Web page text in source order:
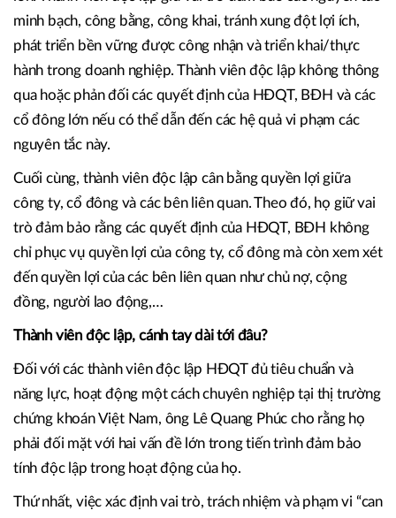
minh bạch, công bằng, công khai, tránh xung đột lợi ích,
phát triển bền vững được công nhận và triển khai/thực
hành trong doanh nghiệp. Thành viên độc lập không thông
qua hoặc phản đối các quyết định của HĐQT, BĐH và các
cổ đông lớn nếu có thể dẫn đến các hệ quả vi phạm các
nguyên tắc này.
Cuối cùng, thành viên độc lập cân bằng quyền lợi giữa
công ty, cổ đông và các bên liên quan. Theo đó, họ giữ vai
trò đảm bảo rằng các quyết định của HĐQT, BĐH không
chỉ phục vụ quyền lợi của công ty, cổ đông mà còn xem xét
đến quyền lợi của các bên liên quan như chủ nợ, cộng
đồng, người lao động,…
Thành viên độc lập, cánh tay dài tới đâu?
Đối với các thành viên độc lập HĐQT đủ tiêu chuẩn và
năng lực, hoạt động một cách chuyên nghiệp tại thị trường
chứng khoán Việt Nam, ông Lê Quang Phúc cho rằng họ
phải đối mặt với hai vấn đề lớn trong tiến trình đảm bảo
tính độc lập trong hoạt động của họ.
Thứ nhất, việc xác định vai trò, trách nhiệm và phạm vi “can